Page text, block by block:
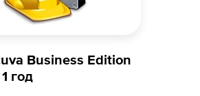
Business Edition
год